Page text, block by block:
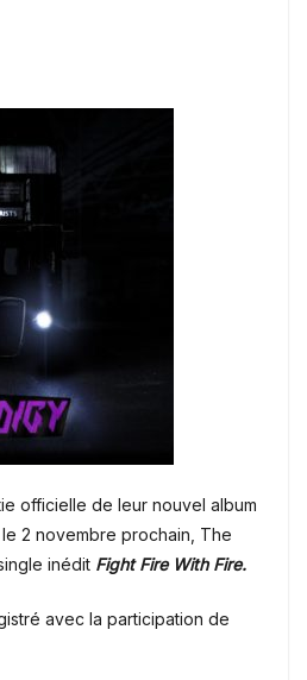
officielle de leur nouvel album
2 novembre prochain, The
inédit Fight Fire With Fire.
avec la participation de